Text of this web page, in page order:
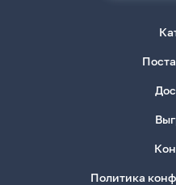
Политика